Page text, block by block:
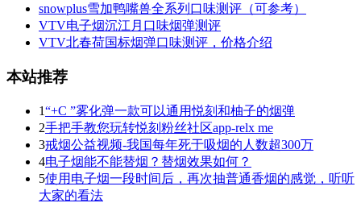
snowplus雪加鸭嘴兽全系列口味测评（可参考）
VTV电子烟沉江月口味烟弹测评
VTV北春荷国标烟弹口味测评，价格介绍
本站推荐
1“+C ”雾化弹一款可以通用悦刻和柚子的烟弹
2手把手教您玩转悦刻粉丝社区app-relx me
3戒烟公益视频-我国每年死于吸烟的人数超300万
4电子烟能不能替烟？替烟效果如何？
5使用电子烟一段时间后，再次抽普通香烟的感觉，听听
大家的看法